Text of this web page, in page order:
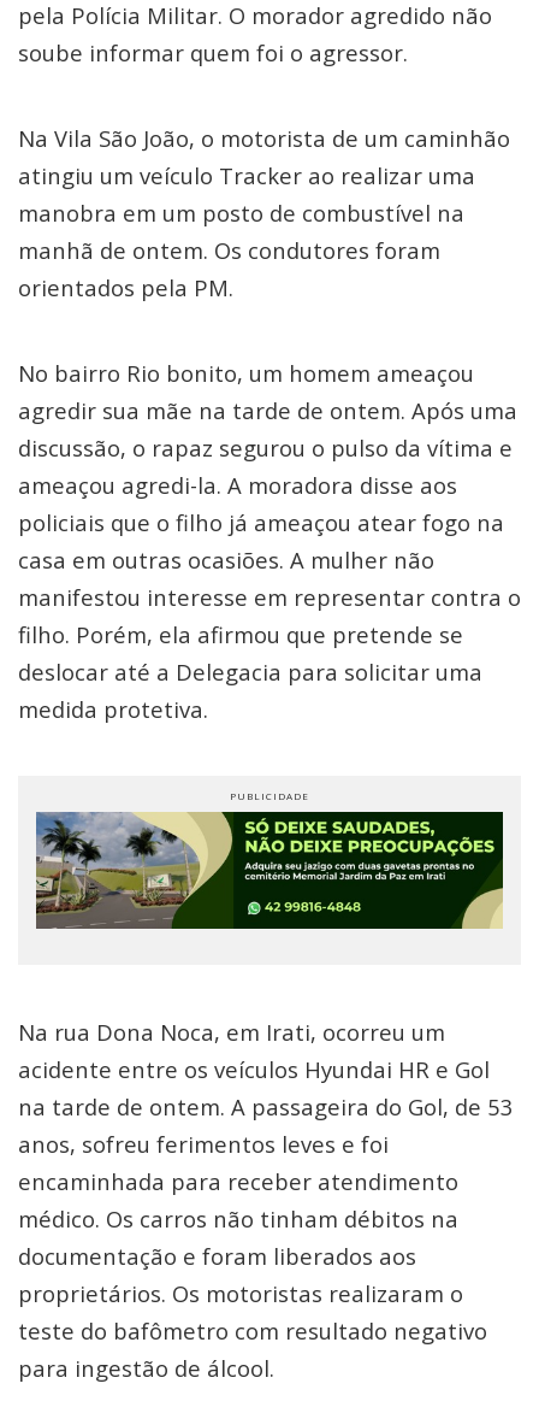
pela Polícia Militar. O morador agredido não
soube informar quem foi o agressor.
Na Vila São João, o motorista de um caminhão
atingiu um veículo Tracker ao realizar uma
manobra em um posto de combustível na
manhã de ontem. Os condutores foram
orientados pela PM.
No bairro Rio bonito, um homem ameaçou
agredir sua mãe na tarde de ontem. Após uma
discussão, o rapaz segurou o pulso da vítima e
ameaçou agredi-la. A moradora disse aos
policiais que o filho já ameaçou atear fogo na
casa em outras ocasiões. A mulher não
manifestou interesse em representar contra o
filho. Porém, ela afirmou que pretende se
deslocar até a Delegacia para solicitar uma
medida protetiva.
Na rua Dona Noca, em Irati, ocorreu um
acidente entre os veículos Hyundai HR e Gol
na tarde de ontem. A passageira do Gol, de 53
anos, sofreu ferimentos leves e foi
encaminhada para receber atendimento
médico. Os carros não tinham débitos na
documentação e foram liberados aos
proprietários. Os motoristas realizaram o
teste do bafômetro com resultado negativo
para ingestão de álcool.